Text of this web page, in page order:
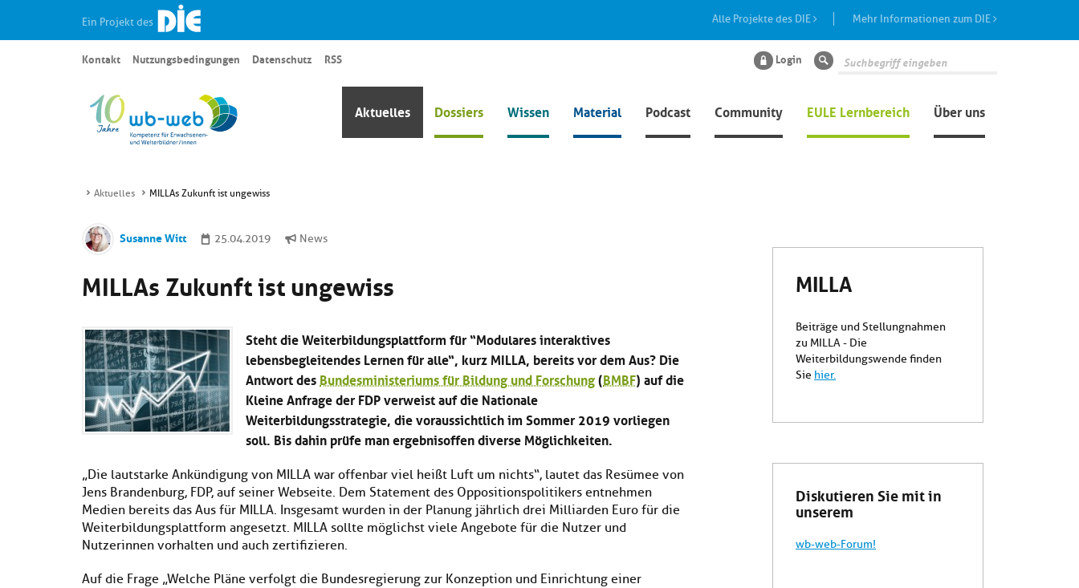
Ein Projekt des Alle Projekte des DIE Mehr Informationen zum DIE
Aktuelles Dossiers Wissen Material Podcast Community EULE Lernbereich Über uns
Kontakt Nutzungsbedingungen Datenschutz RSS Login Suche
Aktuelles MILLAs Zukunft ist ungewiss
Susanne Witt 25.04.2019 News
MILLAs Zukunft ist ungewiss
Steht die Weiterbildungsplattform für “Modulares interaktives
lebensbegleitendes Lernen für alle“, kurz MILLA, bereits vor dem Aus? Die
Antwort desBundesministeriums für Bildung und Forschung(BMBF) auf die
Kleine Anfrage der FDP verweist auf die Nationale
Weiterbildungsstrategie, die voraussichtlich im Sommer 2019 vorliegen
soll. Bis dahin prüfe man ergebnisoffen diverse Möglichkeiten.
„Die lautstarke Ankündigung von MILLA war offenbar viel heißt Luft um nichts“, lautet das Resümee von
Jens Brandenburg, FDP, auf seiner Webseite. Dem Statement des Oppositionspolitikers entnehmen
Medien bereits das Aus für MILLA. Insgesamt wurden in der Planung jährlich drei Milliarden Euro für die
Weiterbildungsplattform angesetzt. MILLA sollte möglichst viele Angebote für die Nutzer und
Nutzerinnen vorhalten und auch zertifizieren.
Auf die Frage „Welche Pläne verfolgt die Bundesregierung zur Konzeption und Einrichtung einer
MILLA
Beiträge und Stellungnahmen
zu MILLA - Die
Weiterbildungswende finden
Sie hier.
Diskutieren Sie mit in
unserem
wb-web-Forum!